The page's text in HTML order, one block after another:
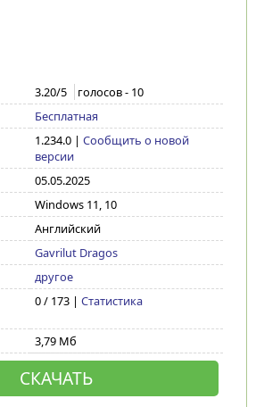
3.20/5 голосов - 10
Бесплатная
1.234.0| Сообщить о новой
версии
05.05.2025
Windows 11, 10
Английский
Gavrilut Dragos
другое
0 / 173 | Статистика
3,79 Мб
СКАЧАТЬ